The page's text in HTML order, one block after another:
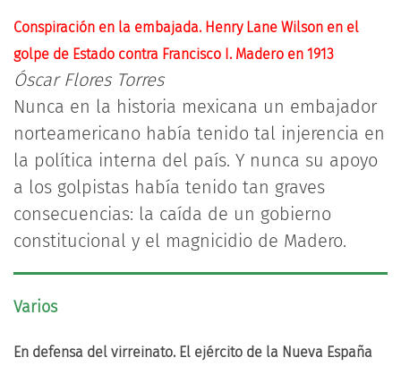
Conspiración en la embajada. Henry Lane Wilson en el
golpe de Estado contra Francisco I. Madero en 1913
Óscar Flores Torres
Nunca en la historia mexicana un embajador
norteamericano había tenido tal injerencia en
la política interna del país. Y nunca su apoyo
a los golpistas había tenido tan graves
consecuencias: la caída de un gobierno
constitucional y el magnicidio de Madero.
Varios
En defensa del virreinato. El ejército de la Nueva España